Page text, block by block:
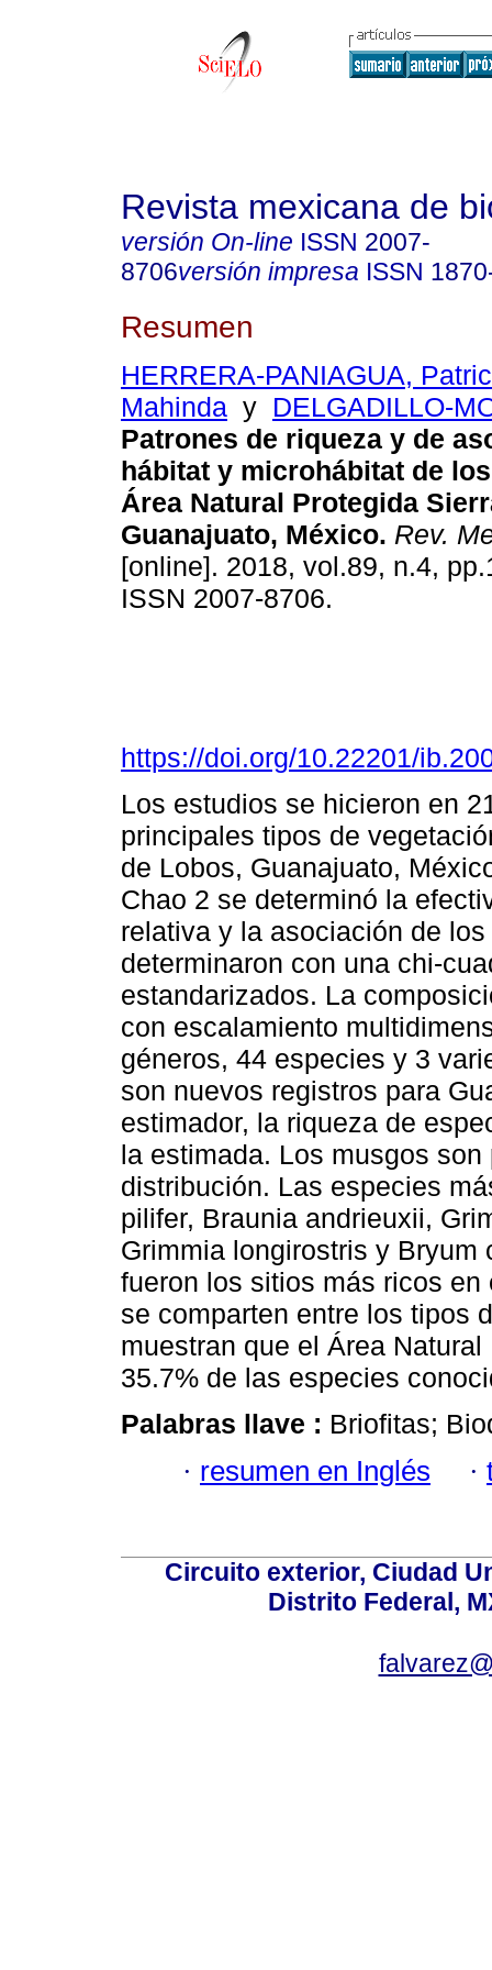
Revista mexicana de
versión On-line ISSN 2007-
8706versión impresa ISSN
Resumen
HERRERA-PANIAGUA,
Mahinda y DELGADILLO-
Patrones de riqueza y de
hábitat y microhábitat de
Área Natural Protegida
Guanajuato, México. Rev.
[online]. 2018, vol.89, n.4,
ISSN 2007-8706.
https://doi.org/10.22201/
Los estudios se hicieron en
principales tipos de
de Lobos, Guanajuato,
Chao 2 se determinó la
relativa y la asociación de
determinaron con una chi-
estandarizados. La
con escalamiento
géneros, 44 especies y 3
son nuevos registros para
estimador, la riqueza de
la estimada. Los musgos
distribución. Las especies
pilifer, Braunia andrieuxii,
Grimmia longirostris y
fueron los sitios más ricos
se comparten entre los tipos
muestran que el Área
35.7% de las especies
Palabras llave : Briofitas;
· resumen en Inglés ·
Circuito exterior, Ciudad
Distrito Federal,